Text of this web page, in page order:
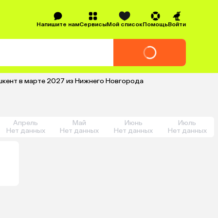
Напишите намСервисыМой списокПомощьВойти
в марте 2027 из Нижнего Новгорода
Апрель
Нет данных
Май
Нет данных
Июнь
Нет данных
Июль
Нет данных